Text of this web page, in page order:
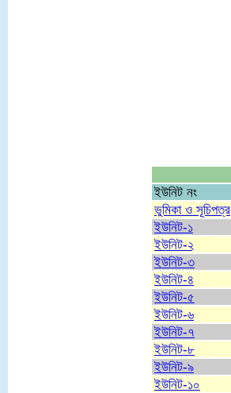
ইউনিট নং
ভুমিকা ও সূচিপত্র
ইউনিট-১
ইউনিট-২
ইউনিট-৩
ইউনিট-৪
ইউনিট-৫
ইউনিট-৬
ইউনিট-৭
ইউনিট-৮
ইউনিট-৯
ইউনিট-১০